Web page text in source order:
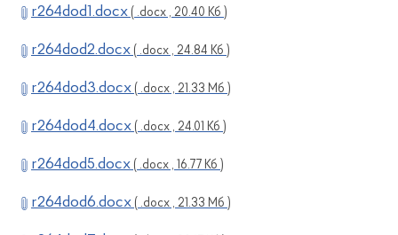
r264dod1.docx ( .docx , 20.40 Кб )
r264dod2.docx ( .docx , 24.84 Кб )
r264dod3.docx ( .docx , 21.33 Мб )
r264dod4.docx ( .docx , 24.01 Кб )
r264dod5.docx ( .docx , 16.77 Кб )
r264dod6.docx ( .docx , 21.33 Мб )